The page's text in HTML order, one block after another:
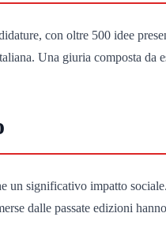
con oltre 500 idee
Una giuria composta
un significativo impatto
dalle passate edizioni